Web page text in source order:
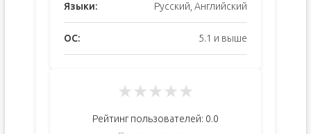
Языки: Русский, Английский
ОС: 5.1 и выше
★★★★★
Рейтинг пользователей: 0.0